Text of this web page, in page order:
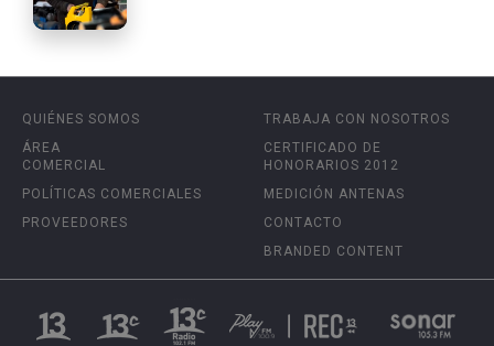
QUIÉNES SOMOS
ÁREA
COMERCIAL
POLÍTICAS COMERCIALES
PROVEEDORES
TRABAJA CON NOSOTROS
CERTIFICADO DE
HONORARIOS 2012
MEDICIÓN ANTENAS
CONTACTO
BRANDED CONTENT